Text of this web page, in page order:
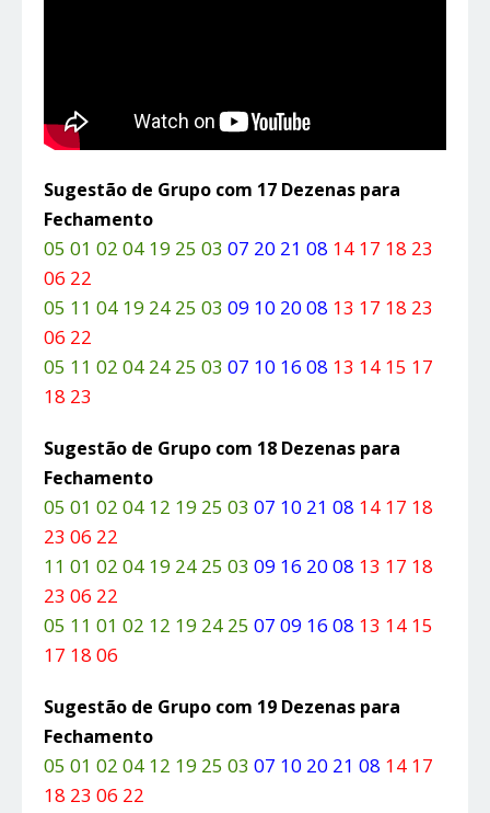
Sugestão de Grupo com 17 Dezenas para
Fechamento
05 01 02 04 19 25 03 07 20 21 08 14 17 18 23
06 22
05 11 04 19 24 25 03 09 10 20 08 13 17 18 23
06 22
05 11 02 04 24 25 03 07 10 16 08 13 14 15 17
18 23
Sugestão de Grupo com 18 Dezenas para
Fechamento
05 01 02 04 12 19 25 03 07 10 21 08 14 17 18
23 06 22
11 01 02 04 19 24 25 03 09 16 20 08 13 17 18
23 06 22
05 11 01 02 12 19 24 25 07 09 16 08 13 14 15
17 18 06
Sugestão de Grupo com 19 Dezenas para
Fechamento
05 01 02 04 12 19 25 03 07 10 20 21 08 14 17
18 23 06 22